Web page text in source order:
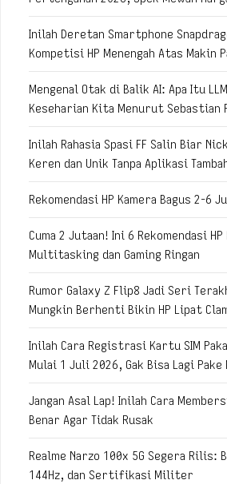
Inilah Deretan Smartphone
Kompetisi HP Menengah Atas Makin
Mengenal Otak di Balik AI: Apa Itu
Keseharian Kita Menurut Sebastian
Inilah Rahasia Spasi FF Salin Biar
Keren dan Unik Tanpa Aplikasi
Rekomendasi HP Kamera Bagus 2-6
Cuma 2 Jutaan! Ini 6 Rekomendasi
Multitasking dan Gaming Ringan
Rumor Galaxy Z Flip8 Jadi Seri
Mungkin Berhenti Bikin HP Lipat
Inilah Cara Registrasi Kartu SIM
Mulai 1 Juli 2026, Gak Bisa Lagi Pake
Jangan Asal Lap! Inilah Cara
Benar Agar Tidak Rusak
Realme Narzo 100x 5G Segera Rilis:
144Hz, dan Sertifikasi Militer